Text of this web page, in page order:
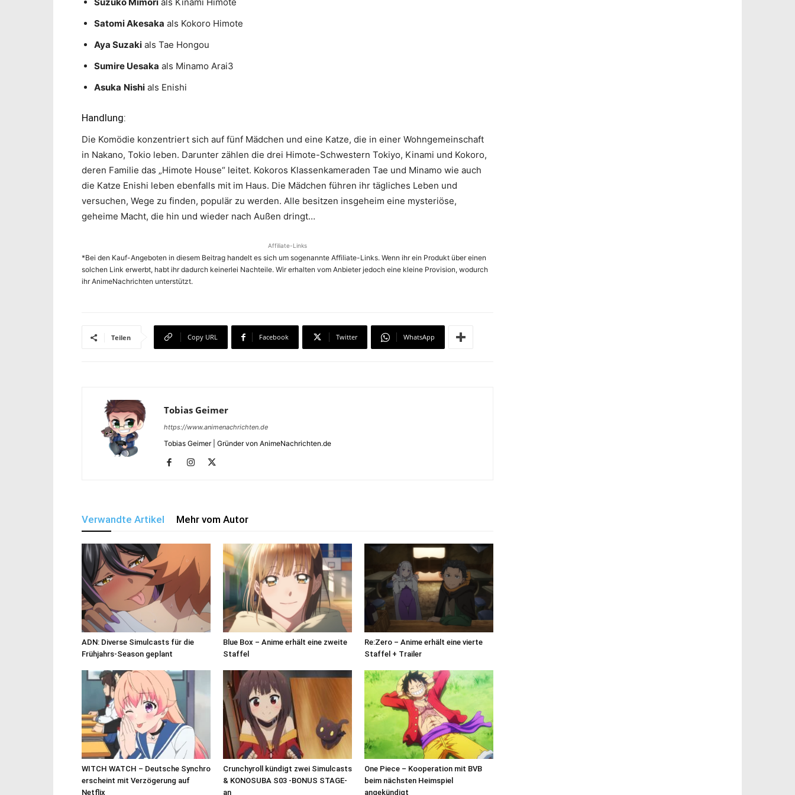
Satomi Akesaka als Kokoro Himote
Aya Suzaki als Tae Hongou
Sumire Uesaka als Minamo Arai3
Asuka Nishi als Enishi
Handlung:
Die Komödie konzentriert sich auf fünf Mädchen und eine Katze, die in einer Wohngemeinschaft
in Nakano, Tokio leben. Darunter zählen die drei Himote-Schwestern Tokiyo, Kinami und Kokoro,
deren Familie das „Himote House“ leitet. Kokoros Klassenkameraden Tae und Minamo wie auch
die Katze Enishi leben ebenfalls mit im Haus. Die Mädchen führen ihr tägliches Leben und
versuchen, Wege zu finden, populär zu werden. Alle besitzen insgeheim eine mysteriöse,
geheime Macht, die hin und wieder nach Außen dringt…
Affiliate-Links
*Bei den Kauf-Angeboten in diesem Beitrag handelt es sich um sogenannte Affiliate-Links. Wenn ihr ein Produkt über einen
solchen Link erwerbt, habt ihr dadurch keinerlei Nachteile. Wir erhalten vom Anbieter jedoch eine kleine Provision, wodurch
ihr AnimeNachrichten unterstützt.
Teilen Copy URL Facebook Twitter WhatsApp
Tobias Geimer
https://www.animenachrichten.de
Tobias Geimer | Gründer von AnimeNachrichten.de
Verwandte Artikel Mehr vom Autor
ADN: Diverse Simulcasts für die
Frühjahrs-Season geplant
Blue Box – Anime erhält eine zweite
Staffel
Re:Zero – Anime erhält eine vierte
Staffel + Trailer
WITCH WATCH – Deutsche Synchro
erscheint mit Verzögerung auf
Netflix
Crunchyroll kündigt zwei Simulcasts
& KONOSUBA S03 -BONUS STAGE-
an
One Piece – Kooperation mit BVB
beim nächsten Heimspiel
angekündigt